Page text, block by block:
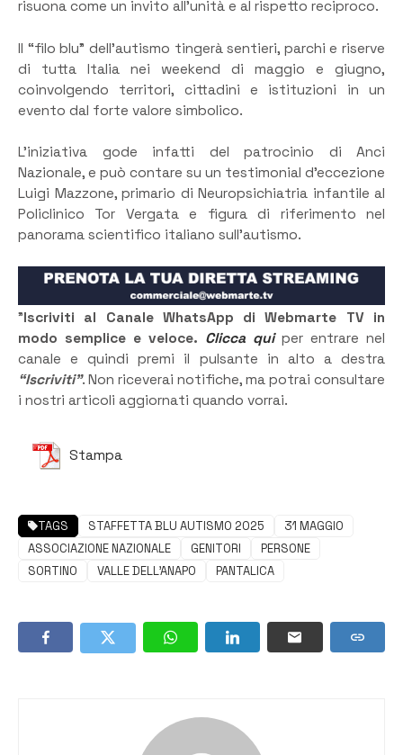
risuona come un invito all’unità e al rispetto reciproco.
Il “filo blu” dell’autismo tingerà sentieri, parchi e riserve
di tutta Italia nei weekend di maggio e giugno,
coinvolgendo territori, cittadini e istituzioni in un
evento dal forte valore simbolico.
L’iniziativa gode infatti del patrocinio di Anci
Nazionale, e può contare su un testimonial d’eccezione
Luigi Mazzone, primario di Neuropsichiatria infantile al
Policlinico Tor Vergata e figura di riferimento nel
panorama scientifico italiano sull’autismo.
”Iscriviti al Canale WhatsApp di Webmarte TV in
modo semplice e veloce. Clicca quiper entrare nel
canale e quindi premi il pulsante in alto a destra
“Iscriviti”. Non riceverai notifiche, ma potrai consultare
i nostri articoli aggiornati quando vorrai.
Stampa
TAGS STAFFETTA BLU AUTISMO 2025
31 MAGGIO
ASSOCIAZIONE NAZIONALE
GENITORI
PERSONE
SORTINO
VALLE DELL'ANAPO PANTALICA